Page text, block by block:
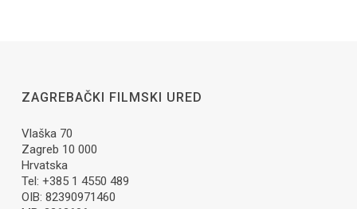
ZAGREBAČKI FILMSKI URED
Vlaška 70
Zagreb 10 000
Hrvatska
Tel: +385 1 4550 489
OIB: 82390971460